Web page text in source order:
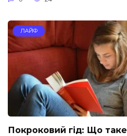
ЛАЙФ
Покроковий гід: Що таке